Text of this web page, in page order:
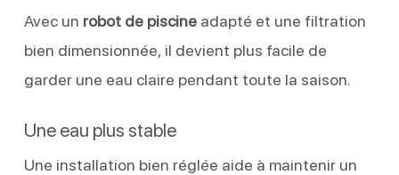
Avec un robot de piscineadapté et une filtration
bien dimensionnée, il devient plus facile de
garder une eau claire pendant toute la saison.
Une eau plus stable
Une installation bien réglée aide à maintenir un